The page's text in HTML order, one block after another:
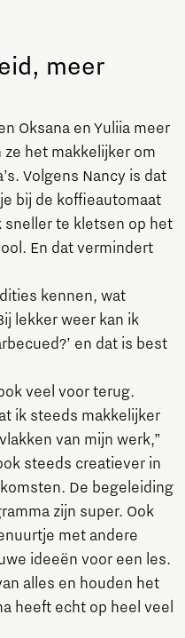
meer
Oksana en Yuliia meer
het makkelijker om
Volgens Nancy is dat
bij de koffieautomaat
sneller te kletsen op het
En dat vermindert
kennen, wat
lekker weer kan ik
en dat is best
veel voor terug.
ik steeds makkelijker
van mijn werk,”
steeds creatiever in
De begeleiding
zijn super. Ook
met andere
ideeën voor een les.
alles en houden het
heeft echt op heel veel